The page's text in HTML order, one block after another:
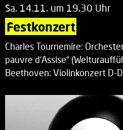
Sa. 14.11. um 19.30 Uhr
Festkonzert
Charles Tournemire:
pauvre d’Assise“
Beethoven: Violinkonzert D-